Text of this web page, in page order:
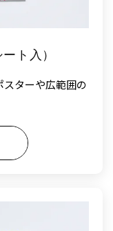
ト入）
ターや広範囲の